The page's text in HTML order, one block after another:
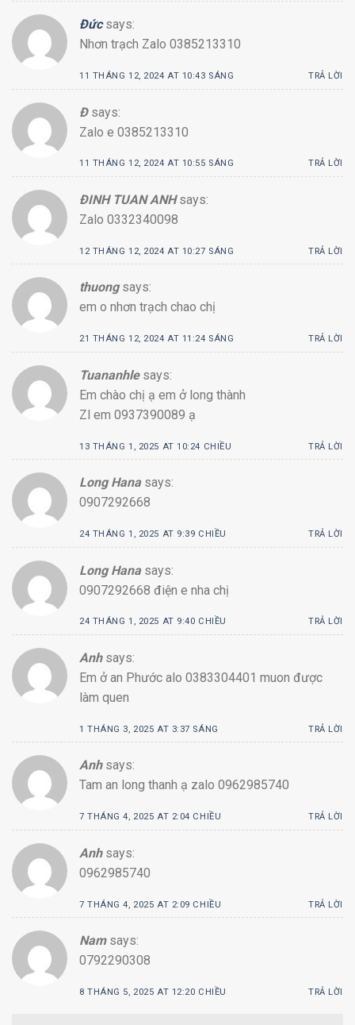
Đức says:
Nhơn trạch Zalo 0385213310
11 THÁNG 12, 2024 AT 10:43 SÁNG TRẢ LỜI
Đ says:
Zalo e 0385213310
11 THÁNG 12, 2024 AT 10:55 SÁNG TRẢ LỜI
ĐINH TUAN ANH says:
Zalo 0332340098
12 THÁNG 12, 2024 AT 10:27 SÁNG TRẢ LỜI
thuong says:
em o nhơn trạch chao chị
21 THÁNG 12, 2024 AT 11:24 SÁNG TRẢ LỜI
Tuananhle says:
Em chào chị ạ em ở long thành
Zl em 0937390089 ạ
13 THÁNG 1, 2025 AT 10:24 CHIỀU TRẢ LỜI
Long Hana says:
0907292668
24 THÁNG 1, 2025 AT 9:39 CHIỀU TRẢ LỜI
Long Hana says:
0907292668 điện e nha chị
24 THÁNG 1, 2025 AT 9:40 CHIỀU TRẢ LỜI
Anh says:
Em ở an Phước alo 0383304401 muon được
làm quen
1 THÁNG 3, 2025 AT 3:37 SÁNG TRẢ LỜI
Anh says:
Tam an long thanh ạ zalo 0962985740
7 THÁNG 4, 2025 AT 2:04 CHIỀU TRẢ LỜI
Anh says:
0962985740
7 THÁNG 4, 2025 AT 2:09 CHIỀU TRẢ LỜI
Nam says:
0792290308
8 THÁNG 5, 2025 AT 12:20 CHIỀU TRẢ LỜI